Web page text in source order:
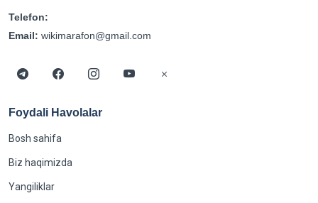
Telefon:
Email: wikimarafon@gmail.com
Foydali Havolalar
Bosh sahifa
Biz haqimizda
Yangiliklar